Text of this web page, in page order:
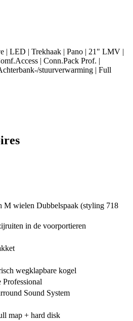
| LED | Trekhaak | Pano | 21" LMV |
| Conn.Pack Prof. |
stuurverwarming | Full
M wielen Dubbelspaak (styling 718
in de voorportieren
wegklapbare kogel
Professional
Sound System
map + hard disk